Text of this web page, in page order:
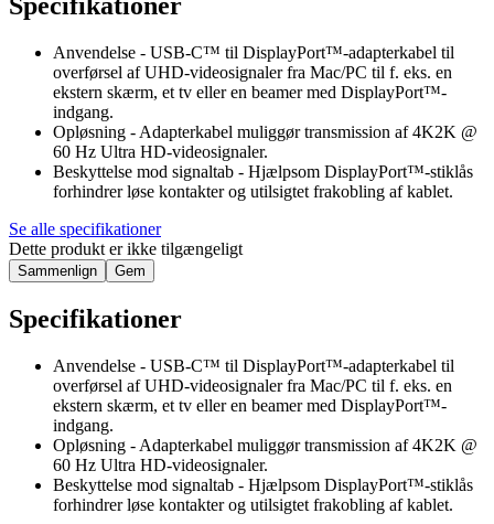
Anvendelse - USB-C™ til DisplayPort™-adapterkabel til
overførsel af UHD-videosignaler fra Mac/PC til f. eks. en
ekstern skærm, et tv eller en beamer med DisplayPort™-
indgang.
Opløsning - Adapterkabel muliggør transmission af 4K2K @
60 Hz Ultra HD-videosignaler.
Beskyttelse mod signaltab - Hjælpsom DisplayPort™-stiklås
forhindrer løse kontakter og utilsigtet frakobling af kablet.
Se alle specifikationer
Dette produkt er ikke tilgængeligt
Sammenlign Gem
Specifikationer
Anvendelse - USB-C™ til DisplayPort™-adapterkabel til
overførsel af UHD-videosignaler fra Mac/PC til f. eks. en
ekstern skærm, et tv eller en beamer med DisplayPort™-
indgang.
Opløsning - Adapterkabel muliggør transmission af 4K2K @
60 Hz Ultra HD-videosignaler.
Beskyttelse mod signaltab - Hjælpsom DisplayPort™-stiklås
forhindrer løse kontakter og utilsigtet frakobling af kablet.